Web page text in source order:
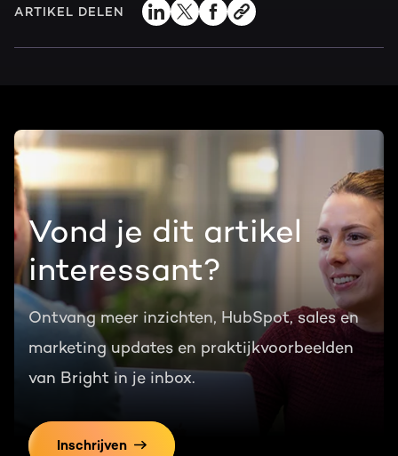
ARTIKEL DELEN
Vond je dit artikel
interessant?
Ontvang meer inzichten, HubSpot, sales en
marketing updates en praktijkvoorbeelden
van Bright in je inbox.
Inschrijven